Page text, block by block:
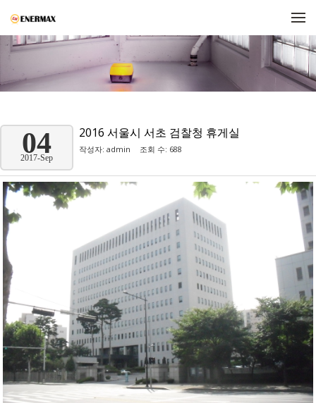
04
2017-Sep
2016 서울시 서초 검찰청 휴게실
작성자: admin 조회 수: 688